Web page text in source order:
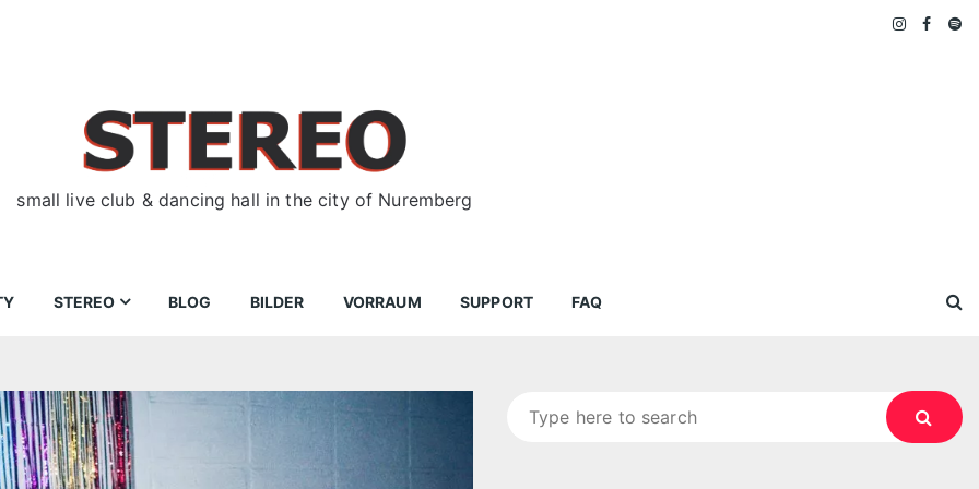
small live club & dancing hall in the city of Nuremberg
STEREO
Wegbeschreibung
BLOG BILDER VORRAUM SUPPORT FAQ
for: